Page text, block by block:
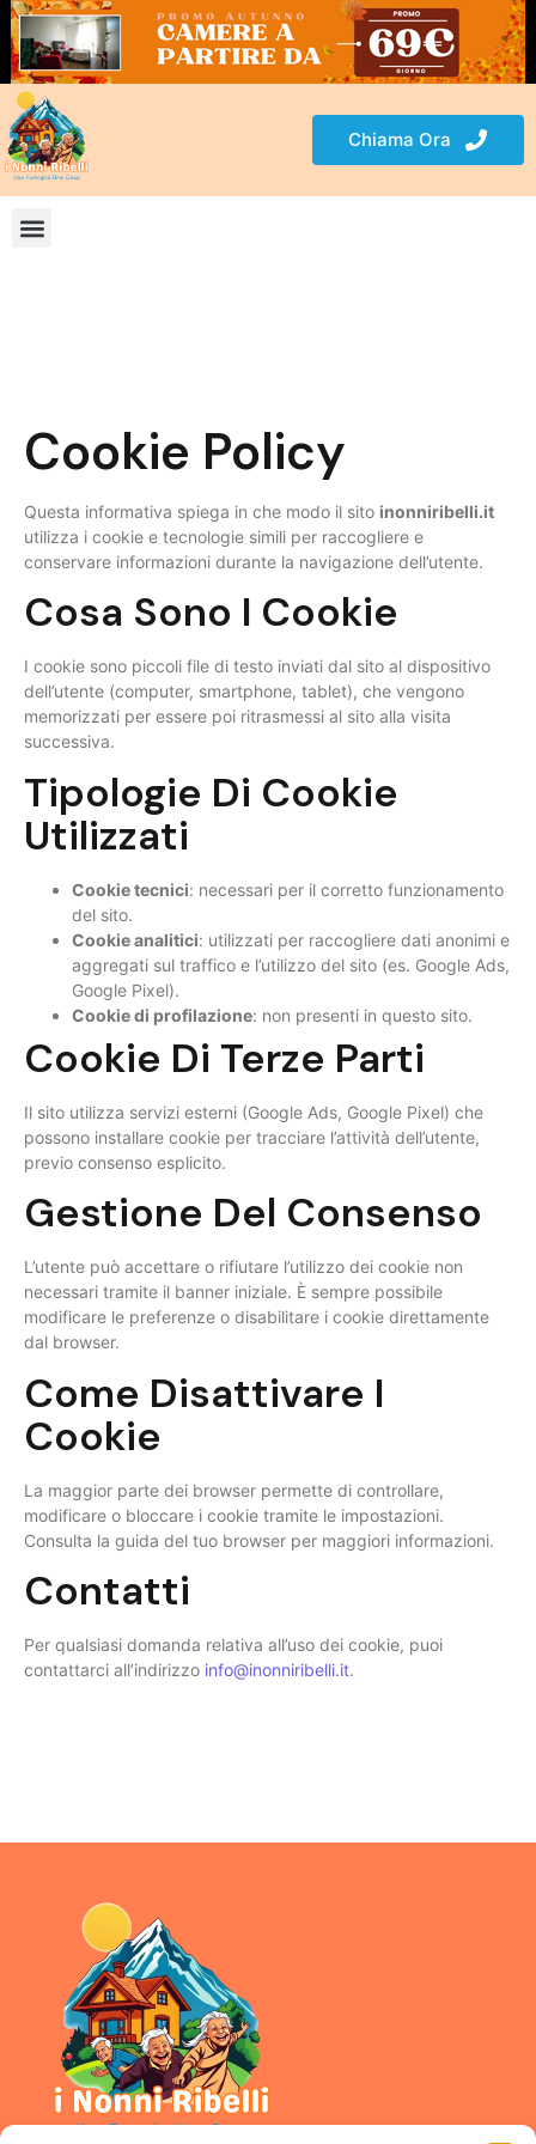
Chiama Ora
Cookie Policy
Questa informativa spiega in che modo il sito inonniribelli.it
utilizza i cookie e tecnologie simili per raccogliere e
conservare informazioni durante la navigazione dell’utente.
Cosa Sono I Cookie
I cookie sono piccoli file di testo inviati dal sito al dispositivo
dell’utente (computer, smartphone, tablet), che vengono
memorizzati per essere poi ritrasmessi al sito alla visita
successiva.
Tipologie Di Cookie
Utilizzati
Cookie tecnici: necessari per il corretto funzionamento
del sito.
Cookie analitici: utilizzati per raccogliere dati anonimi e
aggregati sul traffico e l’utilizzo del sito (es. Google Ads,
Google Pixel).
Cookie di profilazione: non presenti in questo sito.
Cookie Di Terze Parti
Il sito utilizza servizi esterni (Google Ads, Google Pixel) che
possono installare cookie per tracciare l’attività dell’utente,
previo consenso esplicito.
Gestione Del Consenso
L’utente può accettare o rifiutare l’utilizzo dei cookie non
necessari tramite il banner iniziale. È sempre possibile
modificare le preferenze o disabilitare i cookie direttamente
dal browser.
Come Disattivare I
Cookie
La maggior parte dei browser permette di controllare,
modificare o bloccare i cookie tramite le impostazioni.
Consulta la guida del tuo browser per maggiori informazioni.
Contatti
Per qualsiasi domanda relativa all’uso dei cookie, puoi
contattarci all’indirizzo info@inonniribelli.it.